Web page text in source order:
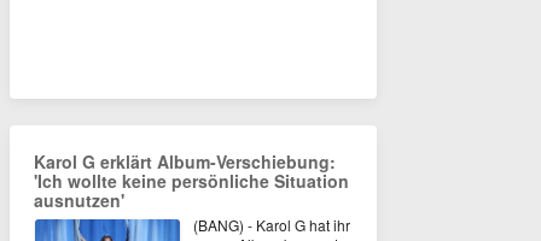
Karol G erklärt Album-Verschiebung:
'Ich wollte keine persönliche Situation
ausnutzen'
(BANG) - Karol G hat ihr